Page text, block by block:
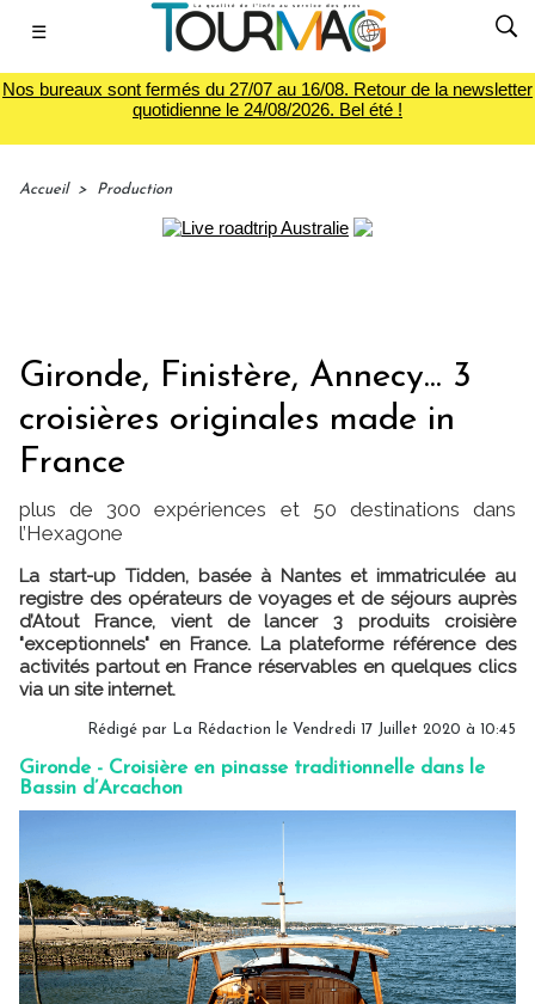
☰
Nos bureaux sont fermés du 27/07 au 16/08. Retour de la newsletter
quotidienne le 24/08/2026. Bel été !
Accueil > Production
Gironde, Finistère, Annecy... 3
croisières originales made in
France
plus de 300 expériences et 50 destinations dans
l’Hexagone
La start-up Tidden, basée à Nantes et immatriculée au
registre des opérateurs de voyages et de séjours auprès
d’Atout France, vient de lancer 3 produits croisière
"exceptionnels" en France. La plateforme référence des
activités partout en France réservables en quelques clics
via un site internet.
Rédigé par La Rédaction le Vendredi 17 Juillet 2020 à 10:45
Gironde - Croisière en pinasse traditionnelle dans le
Bassin d’Arcachon